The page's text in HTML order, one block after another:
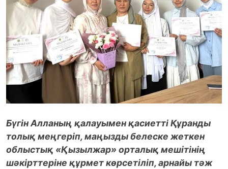
Бүгін Алланың қалауымен қасиетті Құранды
толық меңгеріп, маңызды белеске жеткен
облыстық «Қызылжар» орталық мешітінің
шәкірттеріне құрмет көрсетіліп, арнайы тәж